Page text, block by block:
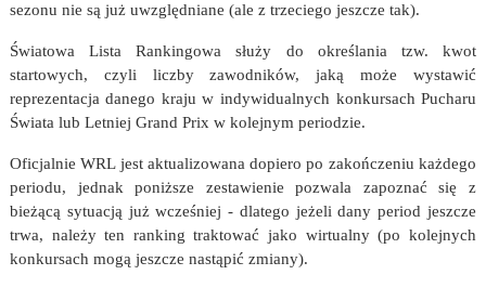
sezonu nie są już uwzględniane (ale z trzeciego jeszcze tak).
Światowa Lista Rankingowa służy do określania tzw. kwot
startowych, czyli liczby zawodników, jaką może wystawić
reprezentacja danego kraju w indywidualnych konkursach Pucharu
Świata lub Letniej Grand Prix w kolejnym periodzie.
Oficjalnie WRL jest aktualizowana dopiero po zakończeniu każdego
periodu, jednak poniższe zestawienie pozwala zapoznać się z
bieżącą sytuacją już wcześniej - dlatego jeżeli dany period jeszcze
trwa, należy ten ranking traktować jako wirtualny (po kolejnych
konkursach mogą jeszcze nastąpić zmiany).